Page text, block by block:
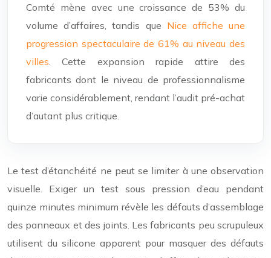
Comté mène avec une croissance de 53% du
volume d’affaires, tandis que Nice affiche une
progression spectaculaire de 61% au niveau des
villes . Cette expansion rapide attire des
fabricants dont le niveau de professionnalisme
varie considérablement, rendant l’audit pré-achat
d’autant plus critique.
Le test d’étanchéité ne peut se limiter à une observation
visuelle. Exiger un test sous pression d’eau pendant
quinze minutes minimum révèle les défauts d’assemblage
des panneaux et des joints. Les fabricants peu scrupuleux
utilisent du silicone apparent pour masquer des défauts